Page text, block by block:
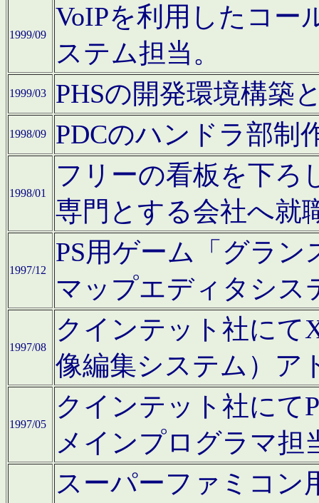
1999/09
VoIPを利用したコー
ステム担当。
1999/03 PHSの開発環境構築
1998/09 PDCのハンドラ部制
1998/01
フリーの看板を下ろ
専門とする会社へ就
1997/12
PS用ゲーム「グラン
マップエディタシス
1997/08
クインテット社にて
像編集システム）ア
1997/05
クインテット社にて
メインプログラマ担
スーパーファミコン